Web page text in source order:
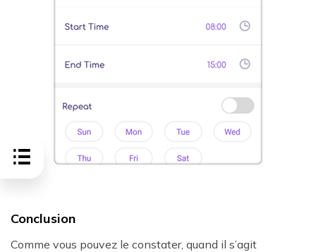
Conclusion
Comme vous pouvez le constater, quand il s’agit